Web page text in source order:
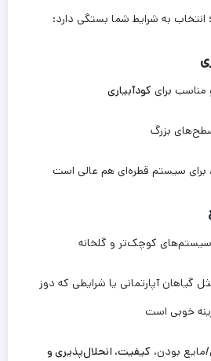
انتخاب به شرایط شما بستگی دارد:
مناسب برای کودآبیاری
بزرگ
برای سیستم قطره‌ای هم عالی است
سیستم‌های کوچک‌تر و گلخانه
گیاهان آپارتمانی یا شرایطی که دوز
خوبی است
مایع بودن، کیفیت، انحلال‌پذیری و